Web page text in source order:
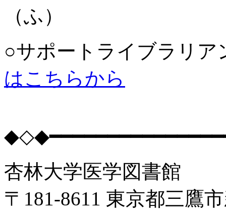
（ふ）
○サポートライブラリ
はこちらから
杏林大学医学図書館
〒181-8611 東京都三鷹